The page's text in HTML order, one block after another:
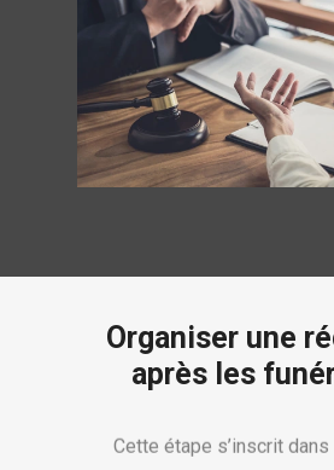
Organiser une
après les
processus de deuil : les